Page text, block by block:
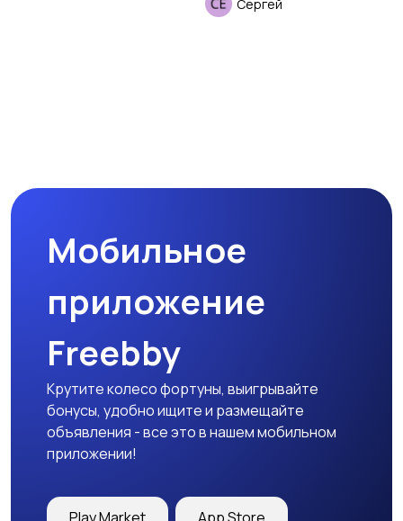
Сергей
Мобильное
приложение
Freebby
Крутите колесо фортуны, выигрывайте
бонусы, удобно ищите и размещайте
объявления - все это в нашем мобильном
приложении!